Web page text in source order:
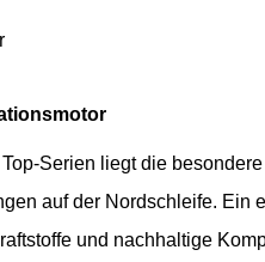
Serien liegt die
auf der Nordschleife. Ein
und nachhaltige